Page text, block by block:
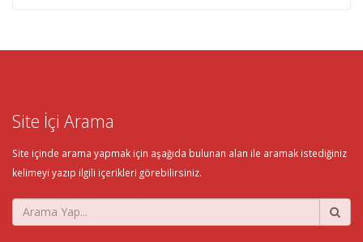
Site İçi Arama
Site içinde arama yapmak için aşağıda bulunan alan ile aramak istediğiniz
kelimeyi yazıp ilgili içerikleri görebilirsiniz.